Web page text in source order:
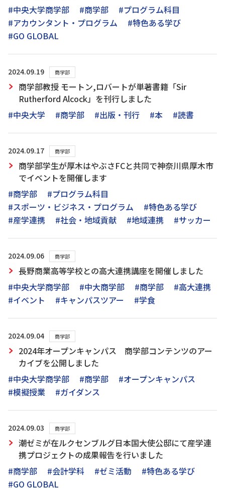
#中央大学商学部
#商学部
#プログラム科目
#アカウンタント・プログラム
#特色ある学び
#GO GLOBAL
2024.09.19 商学部
商学部教授 モートン,ロバートが単著書籍「Sir
Rutherford Alcock」を刊行しました
#中央大学
#商学部 #出版・刊行 #本 #読書
2024.09.17 商学部
商学部学生が厚木はやぶさFCと共同で神奈川県厚木市
でイベントを開催します
#商学部
#プログラム科目
#スポーツ・ビジネス・プログラム
#特色ある学び
#産学連携
#社会・地域貢献 #地域連携 #サッカー
2024.09.06 商学部
長野商業高等学校との高大連携講座を開催しました
#中央大学商学部
#中大商学部 #商学部
#高大連携
#イベント
#キャンパスツアー #学食
2024.09.04 商学部
2024年オープンキャンパス 商学部コンテンツのアー
カイブを公開しました
#中央大学商学部
#商学部
#オープンキャンパス
#模擬授業
#ガイダンス
2024.09.03 商学部
潮ゼミが在ルクセンブルグ日本国大使公邸にて産学連
携プロジェクトの成果報告を行いました
#商学部
#会計学科 #ゼミ活動
#特色ある学び
#GO GLOBAL